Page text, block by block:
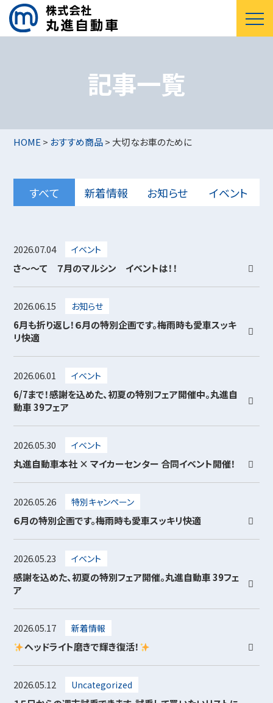
記事一覧
HOME> おすすめ商品> 大切なお車のために
すべて 新着情報 お知らせ イベント
2026.07.04 イベント
さ～～て ７月のマルシン イベントは！！
2026.06.15 お知らせ
6月も折り返し！６月の特別企画です。梅雨時も愛車スッキ
リ快適
2026.06.01 イベント
6/7まで！感謝を込めた、初夏の特別フェア開催中。丸進自
動車 39フェア
2026.05.30 イベント
丸進自動車本社 × マイカーセンター 合同イベント開催！
2026.05.26 特別キャンペーン
６月の特別企画です。梅雨時も愛車スッキリ快適
2026.05.23 イベント
感謝を込めた、初夏の特別フェア開催。丸進自動車 39フェ
ア
2026.05.17 新着情報
ヘッドライト磨きで輝き復活！
2026.05.12 Uncategorized